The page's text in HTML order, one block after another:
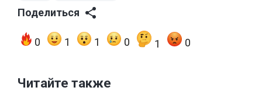
Поделиться
0 1 1 0 1 0
Читайте также